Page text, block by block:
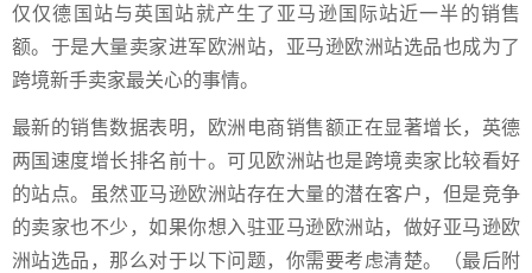
仅仅德国站与英国站就产生了亚马逊国际站近一半的销售
额。于是大量卖家进军欧洲站，亚马逊欧洲站选品也成为了
跨境新手卖家最关心的事情。
最新的销售数据表明，欧洲电商销售额正在显著增长，英德
两国速度增长排名前十。可见欧洲站也是跨境卖家比较看好
的站点。虽然亚马逊欧洲站存在大量的潜在客户，但是竞争
的卖家也不少，如果你想入驻亚马逊欧洲站，做好亚马逊欧
洲站选品，那么对于以下问题，你需要考虑清楚。（最后附